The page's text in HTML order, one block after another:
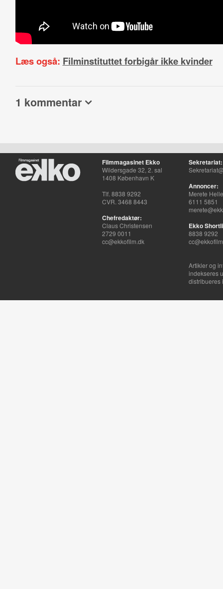
Læs også: Filminstituttet forbigår ikke kvinder
1 kommentar
Filmmagasinet Ekko
Wildersgade 32, 2. sal
1408 København K
Tlf. 8838 9292
CVR. 3468 8443
Chefredaktør:
Claus Christensen
2729 0011
cc@ekkofilm.dk
Sekretariat:
Annoncer:
Merete
6111 5851
Ekko
8838 9292
Artikler og
indekseres
distribueres